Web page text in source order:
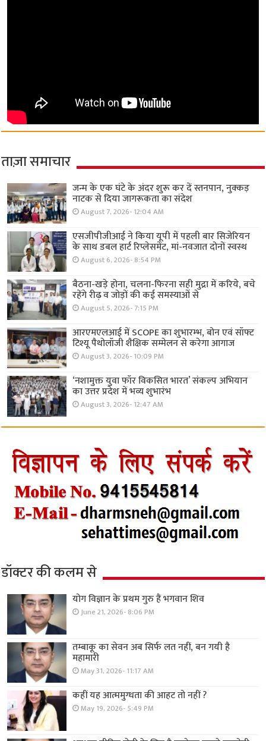
ताज़ा समाचार
जन्म के एक घंटे के अंदर शुरू कर दें स्तनपान, नुक्कड़
नाटक से दिया जागरूकता का संदेश
August 7, 2026- 12:04 AM
एसजीपीजीआई ने किया यूपी में पहली बार सिजेरियन
के साथ डबल हार्ट रिप्लेसमेंट, मां-नवजात दोनों स्वस्थ
August 6, 2026- 8:54 PM
बैठना-खड़े होना, चलना-फिरना सही मुद्रा में करिये, बचे
रहेंगे रीढ़ व जोड़ों की कई समस्याओं से
August 5, 2026- 7:15 PM
आरएमएलआई में SCOPE का शुभारम्भ, बोन एवं सॉफ्ट
टिश्यू पैथोलॉजी शैक्षिक सम्मेलन से करेगा आगाज
August 3, 2026- 10:09 PM
‘नशामुक्त युवा फॉर विकसित भारत’ संकल्प अभियान
का उत्तर प्रदेश में भव्य शुभारंभ
August 3, 2026- 12:47 AM
डॉक्टर की कलम से
योग विज्ञान के प्रथम गुरु हैं भगवान शिव
June 21, 2026- 8:06 PM
तम्बाकू का सेवन अब सिर्फ लत नहीं, बन गयी है
महामारी
May 31, 2026- 11:17 AM
कहीं यह आत्ममुग्धता की आहट तो नहीं ?
May 19, 2026- 5:49 PM